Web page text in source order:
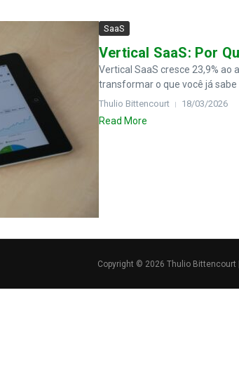
SaaS
Vertical SaaS: Por
Vertical SaaS cresce 23,9%
transformar o que você já sabe
Thulio Bittencourt 18/03/2026
Read More
Copyright © 2026 Thulio Bittencourt